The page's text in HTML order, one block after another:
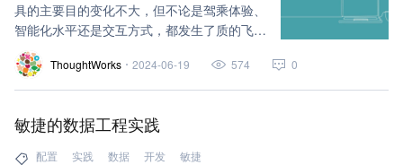
具的主要目的变化不大，但不论是驾乘体验、
智能化水平还是交互方式，都发生了质的飞
跃。
ThoughtWorks 2024-06-19 574 0
敏捷的数据工程实践
配置 实践 数据 开发 敏捷